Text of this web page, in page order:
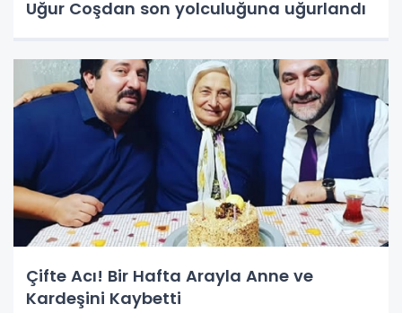
Uğur Coşdan son yolculuğuna uğurlandı
Çifte Acı! Bir Hafta Arayla Anne ve
Kardeşini Kaybetti